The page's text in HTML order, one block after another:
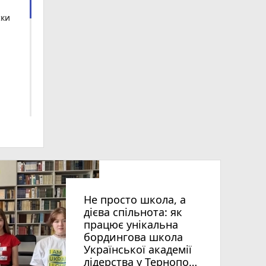
Не просто школа, а
дієва спільнота: як
працює унікальна
бордингова школа
Української академії
лідерства у Тернополі